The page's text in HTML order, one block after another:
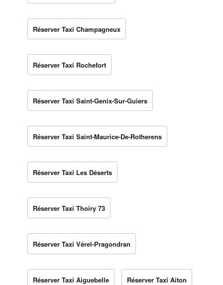
Réserver Taxi Champagneux
Réserver Taxi Rochefort
Réserver Taxi Saint-Genix-Sur-Guiers
Réserver Taxi Saint-Maurice-De-Rotherens
Réserver Taxi Les Déserts
Réserver Taxi Thoiry 73
Réserver Taxi Vérel-Pragondran
Réserver Taxi Aiguebelle Réserver Taxi Aiton